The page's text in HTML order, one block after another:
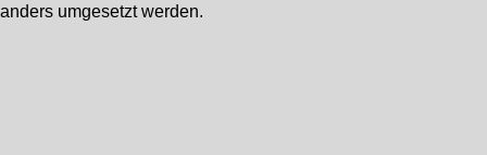
anders umgesetzt werden.